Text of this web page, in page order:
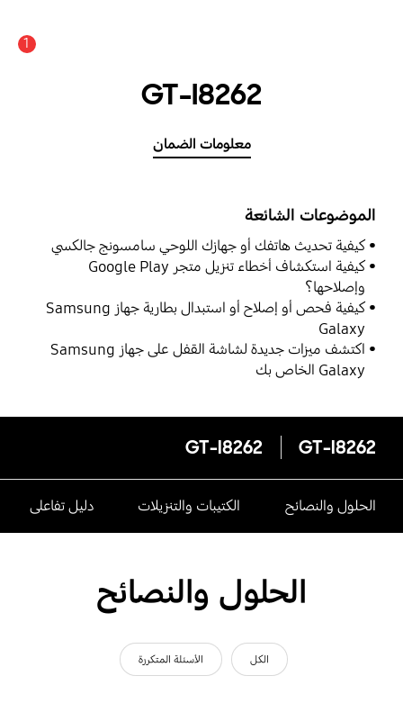
1
GT-I8262
معلومات الضمان
الموضوعات الشائعة
كيفية تحديث هاتفك أو جهازك اللوحي سامسونج جالكسي
كيفية استكشاف أخطاء تنزيل متجر Google Play
وإصلاحها؟
كيفية فحص أو إصلاح أو استبدال بطارية جهاز Samsung
Galaxy
اكتشف ميزات جديدة لشاشة القفل على جهاز Samsung
Galaxy الخاص بك
GT-I8262
GT-I8262
الحلول والنصائح الكتيبات والتنزيلات دليل تفاعلى
الحلول والنصائح
الكل الأسئلة المتكررة